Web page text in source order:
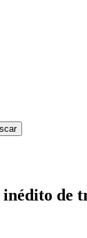
inédito de